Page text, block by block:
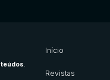
Início
Revistas